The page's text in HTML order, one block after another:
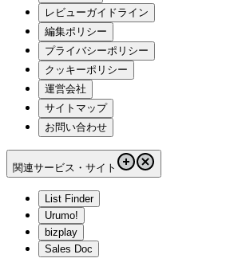
レビューガイドライン
編集ポリシー
プライバシーポリシー
クッキーポリシー
運営会社
サイトマップ
お問い合わせ
関連サービス・サイト
List Finder
Urumo!
bizplay
Sales Doc